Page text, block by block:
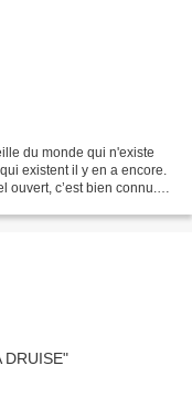
du monde qui n'existe
existent il y en a encore.
ouvert, c’est bien connu.